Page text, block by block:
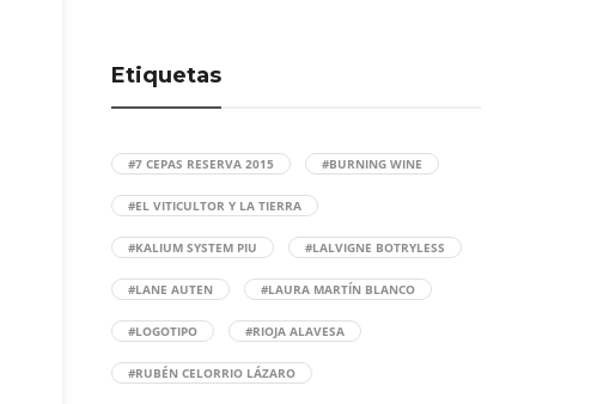
Etiquetas
#7 CEPAS RESERVA 2015 #BURNING WINE
#EL VITICULTOR Y LA TIERRA
#KALIUM SYSTEM PIU #LALVIGNE BOTRYLESS
#LANE AUTEN #LAURA MARTÍN BLANCO
#LOGOTIPO #RIOJA ALAVESA
#RUBÉN CELORRIO LÁZARO